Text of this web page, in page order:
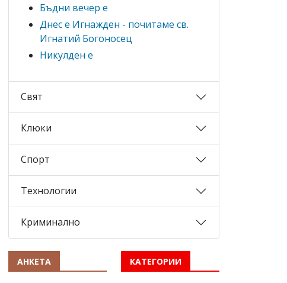
Бъдни вечер е
Днес е Игнажден - почитаме св.
Игнатий Богоносец
Никулден е
Свят
Клюки
Спорт
Технологии
Криминално
АНКЕТА КАТЕГОРИИ